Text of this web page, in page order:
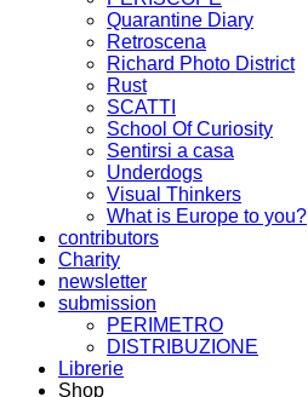
Quarantine Diary
Retroscena
Richard Photo District
Rust
SCATTI
School Of Curiosity
Sentirsi a casa
Underdogs
Visual Thinkers
What is Europe to you?
contributors
Charity
newsletter
submission
PERIMETRO
DISTRIBUZIONE
Librerie
Shop